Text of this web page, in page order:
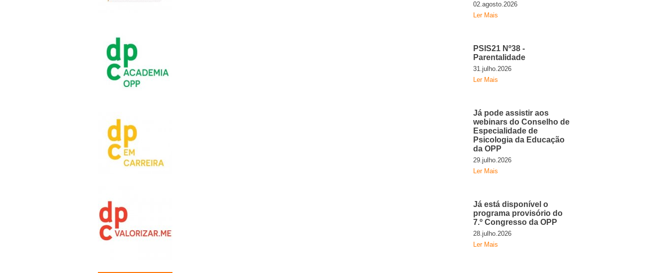
02.agosto.2026
Ler Mais
PSIS21 Nº38 -
Parentalidade
31.julho.2026
Ler Mais
Já pode assistir aos
webinars do Conselho de
Especialidade de
Psicologia da Educação
da OPP
29.julho.2026
Ler Mais
Já está disponível o
programa provisório do
7.º Congresso da OPP
28.julho.2026
Ler Mais